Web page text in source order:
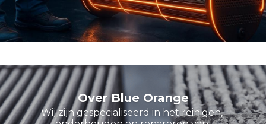
Over Blue Orange
Wij zijn gespecialiseerd in het reinigen,